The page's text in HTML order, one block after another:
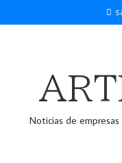
Noticias de